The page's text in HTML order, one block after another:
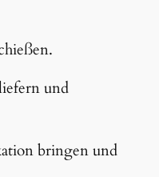
und
bringen und